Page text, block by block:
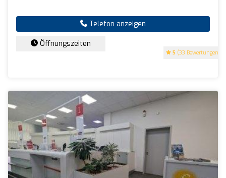
5 (33 Bewertungen)
Telefon anzeigen
Öffnungszeiten